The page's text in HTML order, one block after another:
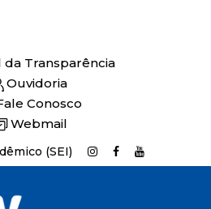
da Transparência
Ouvidoria
Conosco
Webmail
(SEI)